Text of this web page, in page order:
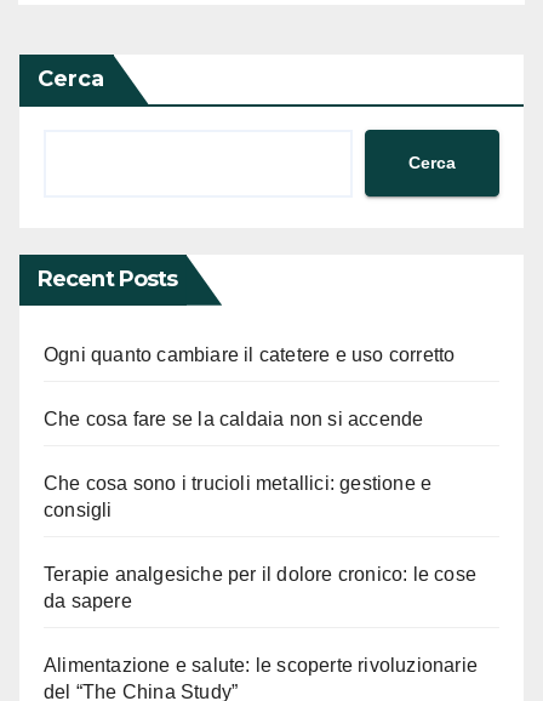
Cerca
Cerca
Recent Posts
Ogni quanto cambiare il catetere e uso corretto
Che cosa fare se la caldaia non si accende
Che cosa sono i trucioli metallici: gestione e
consigli
Terapie analgesiche per il dolore cronico: le cose
da sapere
Alimentazione e salute: le scoperte rivoluzionarie
del “The China Study”